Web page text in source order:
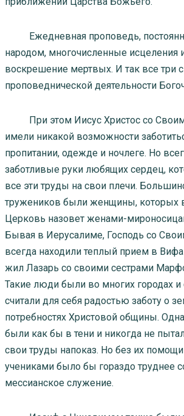
Ежедневная проповедь,
народом, многочисленные исцеления
воскрешение мертвых. И так все три
проповеднической деятельности
При этом Иисус Христос со
имели никакой возможности
пропитании, одежде и ночлеге. Но
заботливые руки любящих сердец,
все эти труды на свои плечи.
тружеников были женщины, которых
Церковь назовет женами-
Бывая в Иерусалиме, Господь со
всегда находили теплый прием в
жил Лазарь со своими сестрами
Такие люди были во многих городах и
считали для себя радостью заботу о
потребностях Христовой общины.
были как бы в тени и никогда не
свои труды напоказ. Но без их
учениками было бы гораздо труднее
мессианское служение.